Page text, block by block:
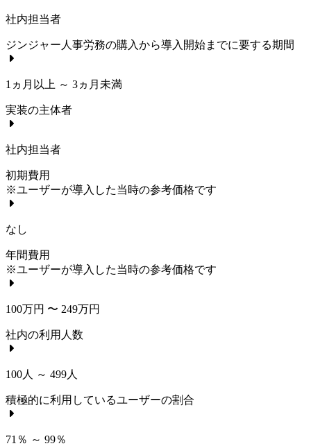
社内担当者
ジンジャー人事労務の購入から導入開始までに要する期間
1ヵ月以上 ～ 3ヵ月未満
実装の主体者
社内担当者
初期費用
※ユーザーが導入した当時の参考価格です
なし
年間費用
※ユーザーが導入した当時の参考価格です
100万円 〜 249万円
社内の利用人数
100人 ～ 499人
積極的に利用しているユーザーの割合
71％ ～ 99％